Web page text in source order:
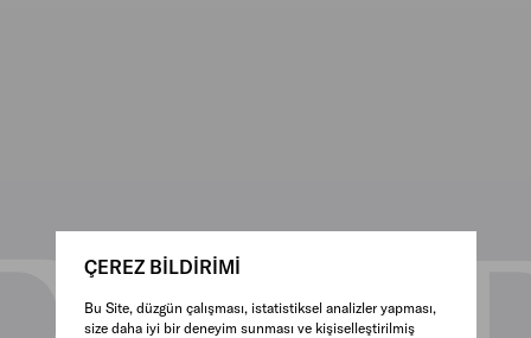
ÇEREZ BİLDİRİMİ
Bu Site, düzgün çalışması, istatistiksel analizler yapması,
size daha iyi bir deneyim sunması ve kişiselleştirilmiş